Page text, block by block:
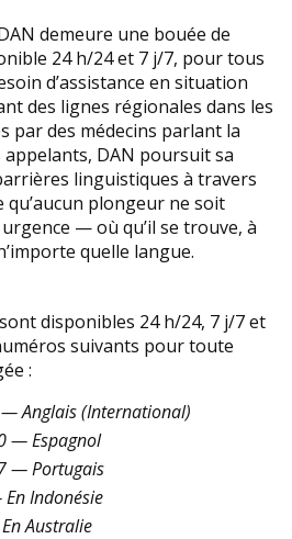
demeure une bouée de
24 h/24 et 7 j/7, pour tous
d’assistance en situation
des lignes régionales dans les
par des médecins parlant la
DAN poursuit sa
linguistiques à travers
qu’aucun plongeur ne soit
— où qu’il se trouve, à
quelle langue.
disponibles 24 h/24, 7 j/7 et
suivants pour toute
:
Anglais (International)
— Espagnol
— Portugais
Indonésie
Australie